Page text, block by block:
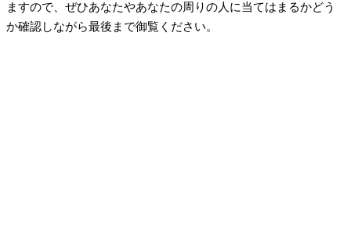
ますので、ぜひあなたやあなたの周りの人に当てはまるかどう
か確認しながら最後まで御覧ください。